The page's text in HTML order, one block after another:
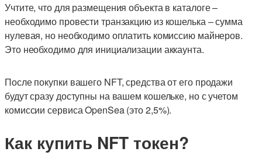
Учтите, что для размещения объекта в каталоге –
необходимо провести транзакцию из кошелька – сумма
нулевая, но необходимо оплатить комиссию майнеров.
Это необходимо для инициализации аккаунта.
После покупки вашего NFT, средства от его продажи
будут сразу доступны на вашем кошельке, но с учетом
комиссии сервиса OpenSea (это 2,5%).
Как купить NFT токен?